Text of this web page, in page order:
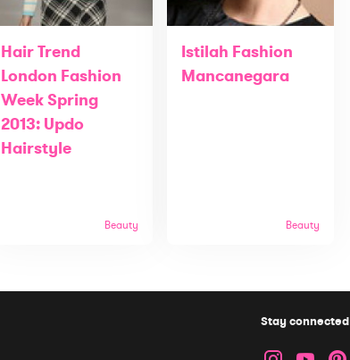
Hair Trend
London Fashion
Week Spring
2013: Updo
Hairstyle
Beauty
Istilah Fashion
Mancanegara
Beauty
Stay connected